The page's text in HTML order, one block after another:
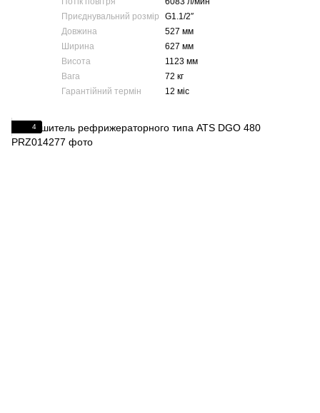
Приєднувальний розмір
G1.1/2″
Довжина
527 мм
Ширина
627 мм
Висота
1123 мм
Вага
72 кг
Гарантійний термін
12 міс
4